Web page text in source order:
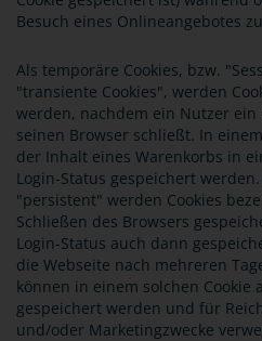
Besuch eines Onlineangebotes
Als temporäre Cookies, bzw.
"transiente Cookies", werden
werden, nachdem ein Nutzer
seinen Browser schließt. In
der Inhalt eines Warenkorbs in
Login-Status gespeichert
"persistent" werden Cookies
Schließen des Browsers
Login-Status auch dann
die Webseite nach mehreren
können in einem solchen Cookie
gespeichert werden und für
und/oder Marketingzwecke